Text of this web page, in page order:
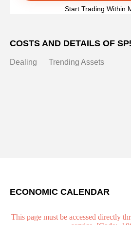
Start Trading Within
COSTS AND DETAILS OF
Dealing Trending Assets
ECONOMIC CALENDAR